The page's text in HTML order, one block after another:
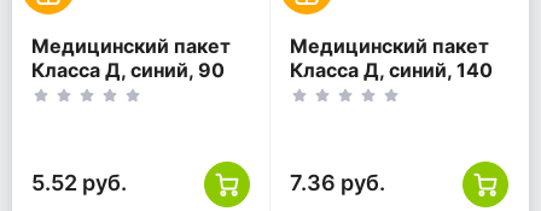
Медицинский пакет
Класса Д, синий, 90
литров, 600*1000
5.52 руб.
Медицинский пакет
Класса Д, синий, 140
литров, 800*1000
7.36 руб.